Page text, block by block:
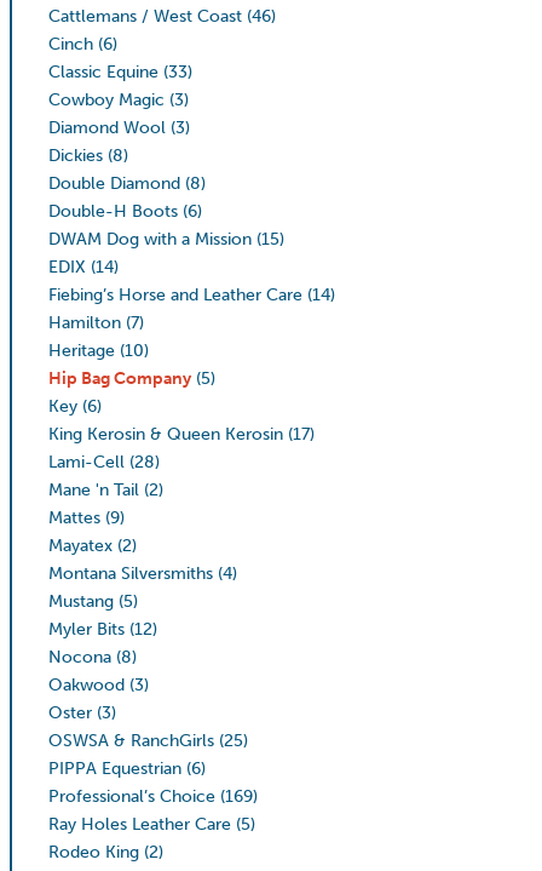
Cattlemans / West Coast (46)
Cinch (6)
Classic Equine (33)
Cowboy Magic (3)
Diamond Wool (3)
Dickies (8)
Double Diamond (8)
Double-H Boots (6)
DWAM Dog with a Mission (15)
EDIX (14)
Fiebing’s Horse and Leather Care (14)
Hamilton (7)
Heritage (10)
Hip Bag Company (5)
Key (6)
King Kerosin & Queen Kerosin (17)
Lami-Cell (28)
Mane 'n Tail (2)
Mattes (9)
Mayatex (2)
Montana Silversmiths (4)
Mustang (5)
Myler Bits (12)
Nocona (8)
Oakwood (3)
Oster (3)
OSWSA & RanchGirls (25)
PIPPA Equestrian (6)
Professional’s Choice (169)
Ray Holes Leather Care (5)
Rodeo King (2)